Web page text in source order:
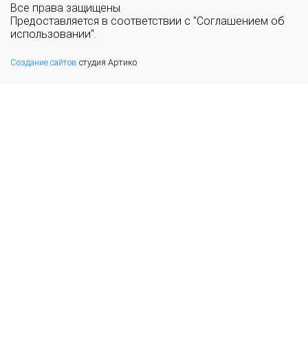
Все права защищены.
Предоставляется в соответствии с "Соглашением об
использовании".
Создание сайтов студия Артико